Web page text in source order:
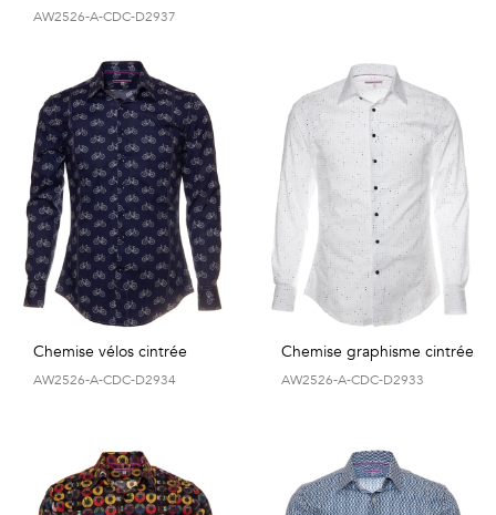
AW2526-A-CDC-D2937
Chemise vélos cintrée
AW2526-A-CDC-D2934
Chemise graphisme cintrée
AW2526-A-CDC-D2933